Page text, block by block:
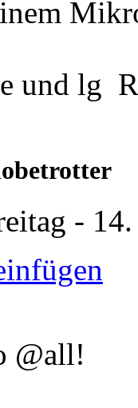
und lg
-
@all!